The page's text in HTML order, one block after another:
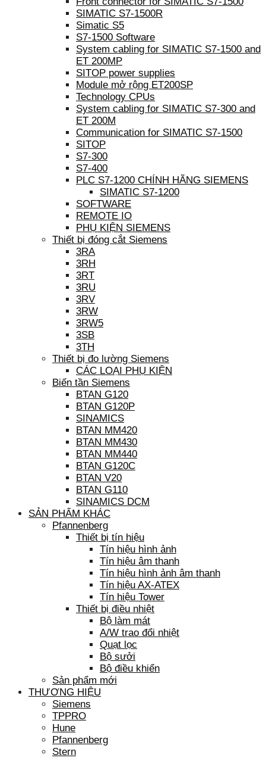
SIMATIC S7-1500R
Simatic S5
S7-1500 Software
System cabling for SIMATIC S7-1500 and
ET 200MP
SITOP power supplies
Module mở rộng ET200SP
Technology CPUs
System cabling for SIMATIC S7-300 and
ET 200M
Communication for SIMATIC S7-1500
SITOP
S7-300
S7-400
PLC S7-1200 CHÍNH HÃNG SIEMENS
SIMATIC S7-1200
SOFTWARE
REMOTE IO
PHỤ KIỆN SIEMENS
Thiết bị đóng cắt Siemens
3RA
3RH
3RT
3RU
3RV
3RW
3RW5
3SB
3TH
Thiết bị đo lường Siemens
CÁC LOẠI PHỤ KIỆN
Biến tần Siemens
BTAN G120
BTAN G120P
SINAMICS
BTAN MM420
BTAN MM430
BTAN MM440
BTAN G120C
BTAN V20
BTAN G110
SINAMICS DCM
SẢN PHẨM KHÁC
Pfannenberg
Thiết bị tín hiệu
Tín hiệu hình ảnh
Tín hiệu âm thanh
Tín hiệu hình ảnh âm thanh
Tín hiệu AX-ATEX
Tín hiệu Tower
Thiết bị điều nhiệt
Bộ làm mát
A/W trao đổi nhiệt
Quạt lọc
Bộ sưởi
Bộ điều khiển
Sản phẩm mới
THƯƠNG HIỆU
Siemens
TPPRO
Hune
Pfannenberg
Stern